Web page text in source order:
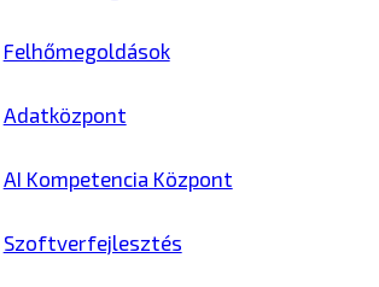
Felhőmegoldások
Adatközpont
AI Kompetencia Központ
Szoftverfejlesztés